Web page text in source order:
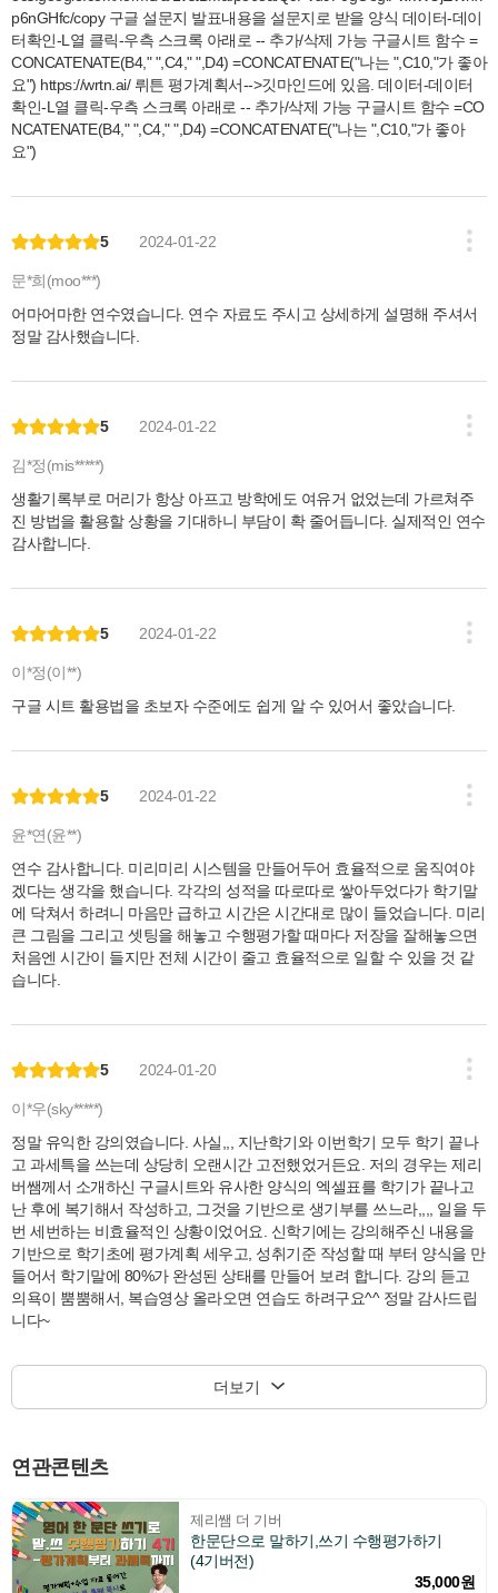
p6nGHfc/copy 구글 설문지 발표내용을 설문지로 받을 양식 데이터-데이
터확인-L열 클릭-우측 스크록 아래로 -- 추가/삭제 가능 구글시트 함수 =
CONCATENATE(B4," ",C4," ",D4) =CONCATENATE("나는 ",C10,"가 좋아
요") https://wrtn.ai/ 뤼튼 평가계획서-->깃마인드에 있음. 데이터-데이터
확인-L열 클릭-우측 스크록 아래로 -- 추가/삭제 가능 구글시트 함수 =CO
NCATENATE(B4," ",C4," ",D4) =CONCATENATE("나는 ",C10,"가 좋아
요")
5 2024-01-22
문*희(moo***)
어마어마한 연수였습니다. 연수 자료도 주시고 상세하게 설명해 주셔서
정말 감사했습니다.
5 2024-01-22
김*정(mis*****)
생활기록부로 머리가 항상 아프고 방학에도 여유거 없었는데 가르쳐주
진 방법을 활용할 상황을 기대하니 부담이 확 줄어듭니다. 실제적인 연수
감사합니다.
5 2024-01-22
이*정(이**)
구글 시트 활용법을 초보자 수준에도 쉽게 알 수 있어서 좋았습니다.
5 2024-01-22
윤*연(윤**)
연수 감사합니다. 미리미리 시스템을 만들어두어 효율적으로 움직여야
겠다는 생각을 했습니다. 각각의 성적을 따로따로 쌓아두었다가 학기말
에 닥쳐서 하려니 마음만 급하고 시간은 시간대로 많이 들었습니다. 미리
큰 그림을 그리고 셋팅을 해놓고 수행평가할 때마다 저장을 잘해놓으면
처음엔 시간이 들지만 전체 시간이 줄고 효율적으로 일할 수 있을 것 같
습니다.
5 2024-01-20
이*우(sky*****)
정말 유익한 강의였습니다. 사실,,, 지난학기와 이번학기 모두 학기 끝나
고 과세특을 쓰는데 상당히 오랜시간 고전했었거든요. 저의 경우는 제리
버쌤께서 소개하신 구글시트와 유사한 양식의 엑셀표를 학기가 끝나고
난 후에 복기해서 작성하고, 그것을 기반으로 생기부를 쓰느라,,,, 일을 두
번 세번하는 비효율적인 상황이었어요. 신학기에는 강의해주신 내용을
기반으로 학기초에 평가계획 세우고, 성취기준 작성할 때 부터 양식을 만
들어서 학기말에 80%가 완성된 상태를 만들어 보려 합니다. 강의 듣고
의욕이 뿜뿜해서, 복습영상 올라오면 연습도 하려구요^^ 정말 감사드립
니다~
더보기
연관콘텐츠
제리쌤 더 기버
한문단으로 말하기,쓰기 수행평가하기
(4기버전)
35,000원